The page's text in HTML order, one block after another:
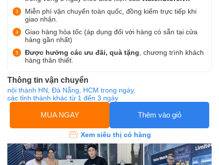
Miễn phí vận chuyển toàn quốc, đồng kiểm trực tiếp khi
giao nhận.
Giao hàng hỏa tốc (áp dụng đối với hàng có sẵn tại cửa
hàng gần nhất)
Được hưởng các ưu đãi, quà tặng, chương trình khách
hàng thân thiết.
Thông tin vận chuyển
nội thành HN, Đà Nẵng, HCM trong ngày,
các tỉnh thành khác từ 1 đến 3 ngày
MUA NGAY Thêm vào giỏ
Xem siêu thị có hàng